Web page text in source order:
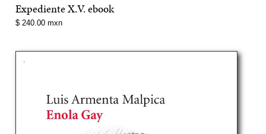
Expediente X.V. ebook
Precio
$ 240.00 mxn